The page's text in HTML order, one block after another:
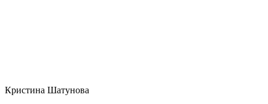
Кристина Шатунова